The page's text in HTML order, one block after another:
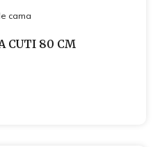
cama
CUTI 80 CM